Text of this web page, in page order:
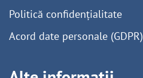
Politică confidențialitate
Acord date personale (GDPR)